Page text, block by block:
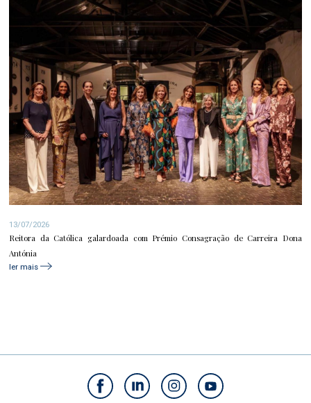
13/07/2026
Reitora da Católica galardoada com Prémio Consagração de Carreira Dona
Antónia
ler mais